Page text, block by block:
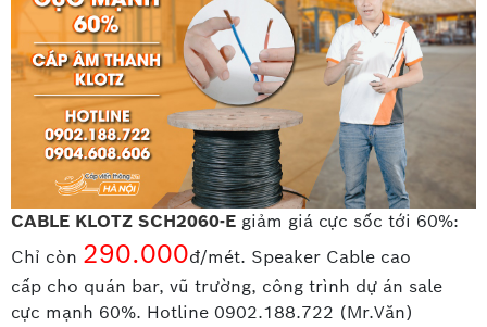
CABLE KLOTZ SCH2060-E giảm giá cực sốc tới 60%:
Chỉ còn 290.000đ/mét. Speaker Cable cao
cấp cho quán bar, vũ trường, công trình dự án sale
cực mạnh 60%. Hotline 0902.188.722 (Mr.Văn)